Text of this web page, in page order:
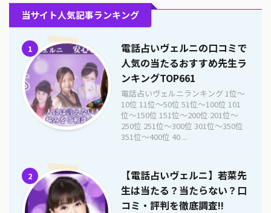
当サイト人気記事ランキング
1
電話占いヴェルニの口コミで
人気の当たるおすすめ先生ラ
ンキングTOP661
電話占いヴェルニランキング 1位〜
10位 11位〜50位 51位〜100位 101
位〜150位 151位〜200位 201位〜
250位 251位〜300位 301位〜350位
351位〜400位 40 ...
2
【電話占いヴェルニ】若菜先
生は当たる？当たらない？口
コミ・評判を徹底調査!!